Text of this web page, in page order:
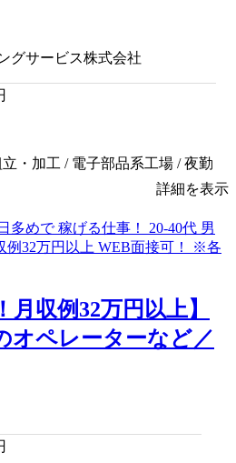
グサービス株式会社
・加工 / 電子部品系工場 / 夜勤
詳細を表示
月収例32万円以上】
オペレーターなど／